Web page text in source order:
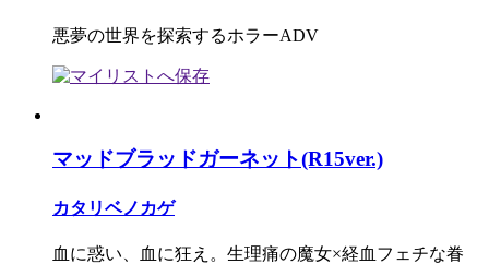
悪夢の世界を探索するホラーADV
マッドブラッドガーネット(R15ver.)
カタリベノカゲ
血に惑い、血に狂え。生理痛の魔女×経血フェチな眷